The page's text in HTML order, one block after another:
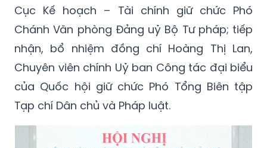
Cục Kế hoạch – Tài chính giữ chức Phó
Chánh Văn phòng Đảng uỷ Bộ Tư pháp; tiếp
nhận, bổ nhiệm đồng chí Hoàng Thị Lan,
Chuyên viên chính Uỷ ban Công tác đại biểu
của Quốc hội giữ chức Phó Tổng Biên tập
Tạp chí Dân chủ và Pháp luật.